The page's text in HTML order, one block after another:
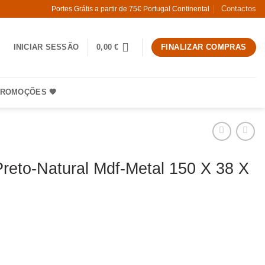
Portes Grátis a partir de 75€ Portugal Continental Contactos
INICIAR SESSÃO 0,00€ FINALIZAR COMPRAS
🧡
Natural Mdf-Metal 150 X 38 X